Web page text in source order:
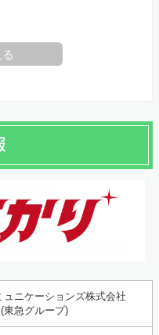
ュニケーションズ株式会社
(東急グループ)